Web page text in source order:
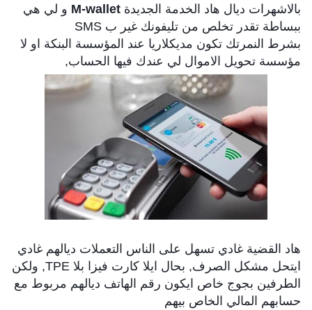
بالاشهرات ديال هاد الخدمة الجديدة M-wallet و لي هي
ببساطة تقدر تخلص من تليفونك غير ب SMS
بشرط النمرتك تكون مديكلاريا عند المؤسسة البنكة او لا
مؤسسة تحويل الاموال لي عندك فيها الحساب,
هاد القضية غادي تسهل على الناس التعملات ديالهم غادي
ايتحل مشكل الصرف, بحال ايلا كارت فيزا بلا TPE, ولكن
الطرفين بجوج خاص ايكون رقم الهاتف ديالهم مربوط مع
حسابهم المالي الخاص بيهم